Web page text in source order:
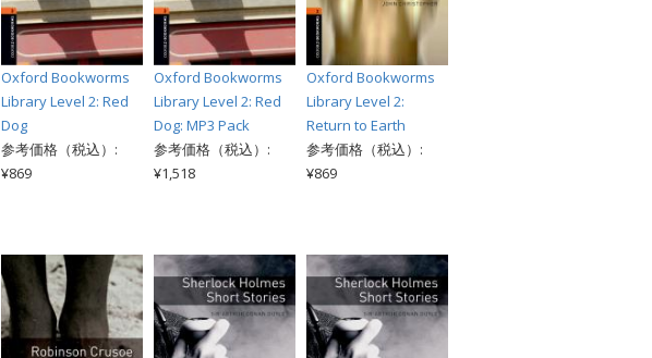
Oxford Bookworms
Library Level 2: Red
Dog
参考価格（税込）:
¥869
Oxford Bookworms
Library Level 2: Red
Dog: MP3 Pack
参考価格（税込）:
¥1,518
Oxford Bookworms
Library Level 2:
Return to Earth
参考価格（税込）:
¥869